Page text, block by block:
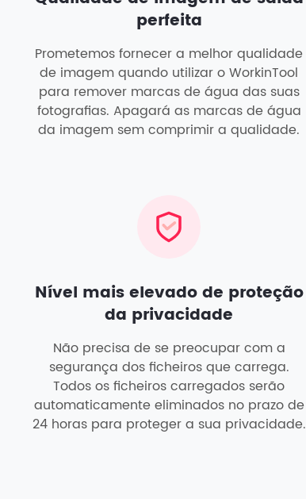
perfeita
Prometemos fornecer a melhor qualidade
de imagem quando utilizar o WorkinTool
para remover marcas de água das suas
fotografias. Apagará as marcas de água
da imagem sem comprimir a qualidade.
Nível mais elevado de proteção
da privacidade
Não precisa de se preocupar com a
segurança dos ficheiros que carrega.
Todos os ficheiros carregados serão
automaticamente eliminados no prazo de
24 horas para proteger a sua privacidade.